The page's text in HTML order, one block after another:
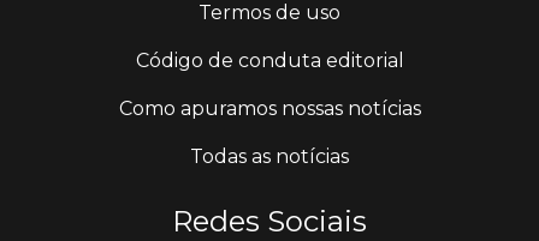
Termos de uso
Código de conduta editorial
Como apuramos nossas notícias
Todas as notícias
Redes Sociais